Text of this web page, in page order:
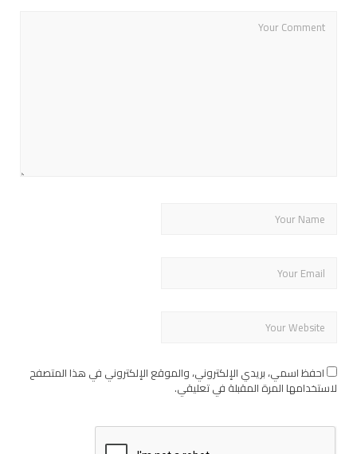
احفظ اسمي، بريدي الإلكتروني، والموقع الإلكتروني في هذا المتصفح
لاستخدامها المرة المقبلة في تعليقي.